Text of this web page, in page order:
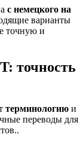
с немецкого на
варианты
точную и
точность
терминологию и
переводы для